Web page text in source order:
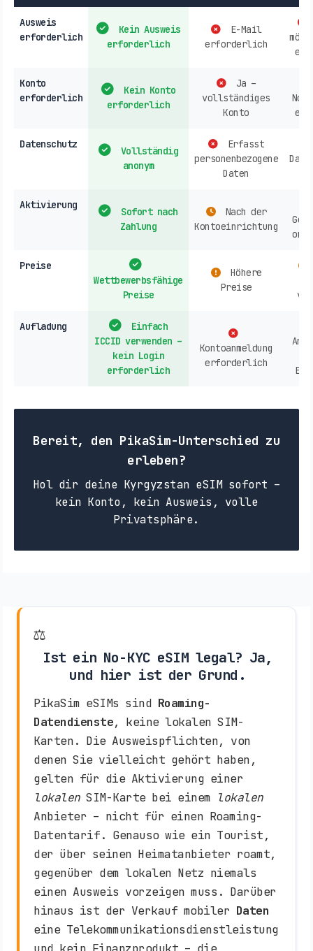
Ausweis
erforderlich
Kein Ausweis
erforderlich
E-Mail
erforderlich
Konto
erforderlich
Kein Konto
erforderlich
Ja –
vollständiges
Konto
Datenschutz
Vollständig
anonym
Erfasst
personenbezogene
Daten
Aktivierung
Sofort nach
Zahlung
Nach der
Kontoeinrichtung
Preise
Wettbewerbsfähige
Preise
Höhere
Preise
Aufladung
Einfach
ICCID verwenden –
kein Login
erforderlich
Kontoanmeldung
erforderlich
Bereit, den PikaSim-Unterschied zu
erleben?
Hol dir deine Kyrgyzstan eSIM sofort –
kein Konto, kein Ausweis, volle
Privatsphäre.
⚖️
Ist ein No-KYC eSIM legal? Ja,
und hier ist der Grund.
PikaSim eSIMs sind Roaming-
Datendienste, keine lokalen SIM-
Karten. Die Ausweispflichten, von
denen Sie vielleicht gehört haben,
gelten für die Aktivierung einer
lokalenSIM-Karte bei einem lokalen
Anbieter – nicht für einen Roaming-
Datentarif. Genauso wie ein Tourist,
der über seinen Heimatanbieter roamt,
gegenüber dem lokalen Netz niemals
einen Ausweis vorzeigen muss. Darüber
hinaus ist der Verkauf mobiler Daten
eine Telekommunikationsdienstleistung